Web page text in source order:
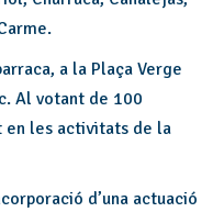
a la Plaça Verge
Al votant de 100
en les activitats de la
d’una actuació